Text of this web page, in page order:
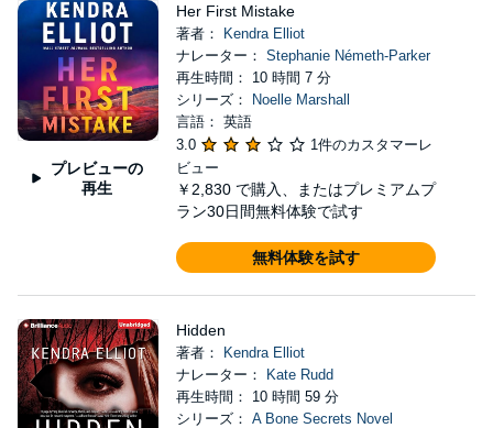
プレビューの
再生
Her First Mistake
著者：
Kendra Elliot
ナレーター： Stephanie Németh-Parker
再生時間： 10 時間 7 分
シリーズ：
Noelle Marshall
言語： 英語
3.0
1件のカスタマーレ
ビュー
￥2,830 で購入、またはプレミアムプ
ラン30日間無料体験で試す
無料体験を試す
Hidden
著者：
Kendra Elliot
ナレーター：
Kate Rudd
再生時間： 10 時間 59 分
シリーズ： A Bone Secrets Novel